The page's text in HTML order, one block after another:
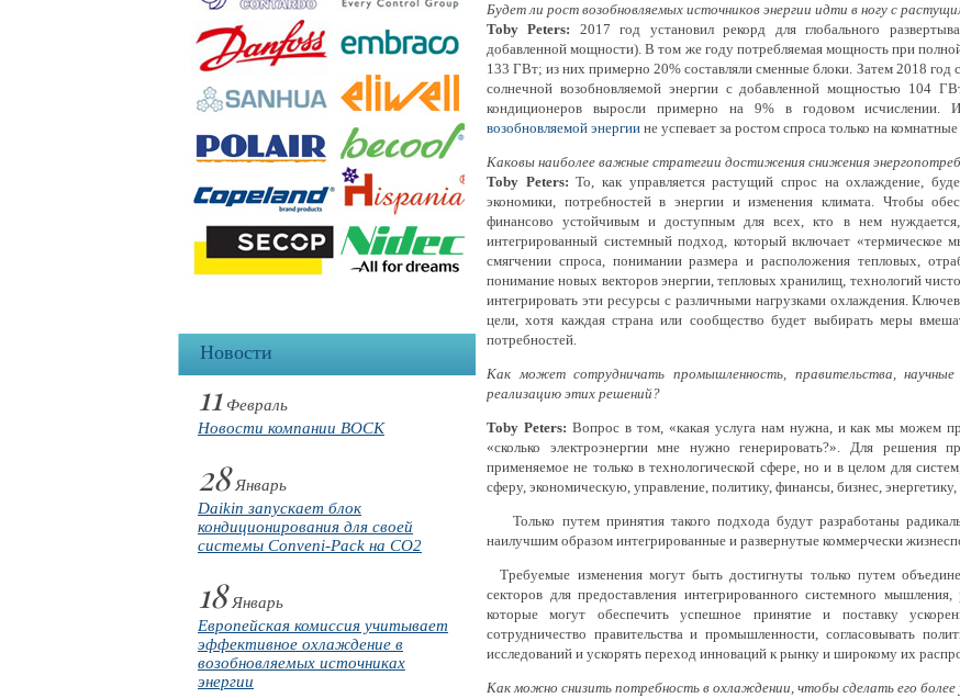
Новости
11 Февраль
Новости компании BOCK
28Январь
Daikin запускает блок
кондиционирования для своей
системы Conveni-Pack на CO2
18Январь
Европейская комиссия учитывает
эффективное охлаждение в
возобновляемых источниках
энергии
Будет ли рост возобновляемых источников энергии идти в ногу с
Toby Peters: 2017 год установил рекорд для глобального
добавленной мощности). В том же году потребляемая мощность при
133 ГВт; из них примерно 20% составляли сменные блоки. Затем 2018 год
солнечной возобновляемой энергии с добавленной мощностью 104
кондиционеров выросли примерно на 9% в годовом исчислении.
возобновляемой энергии не успевает за ростом спроса только на
Каковы наиболее важные стратегии достижения снижения
Toby Peters: То, как управляется растущий спрос на охлаждение,
экономики, потребностей в энергии и изменения климата. Чтобы
финансово устойчивым и доступным для всех, кто в нем
интегрированный системный подход, который включает «термическое
смягчении спроса, понимании размера и расположения тепловых,
понимание новых векторов энергии, тепловых хранилищ, технологий
интегрировать эти ресурсы с различными нагрузками охлаждения.
цели, хотя каждая страна или сообщество будет выбирать меры
потребностей.
Как может сотрудничать промышленность, правительства,
реализацию этих решений?
Toby Peters: Вопрос в том, «какая услуга нам нужна, и как мы можем
«сколько электроэнергии мне нужно генерировать?». Для решения
применяемое не только в технологической сфере, но и в целом для
сферу, экономическую, управление, политику, финансы, бизнес,
Только путем принятия такого подхода будут разработаны
наилучшим образом интегрированные и развернутые коммерчески
Требуемые изменения могут быть достигнуты только путем
секторов для предоставления интегрированного системного
которые могут обеспечить успешное принятие и поставку
сотрудничество правительства и промышленности, согласовывать
исследований и ускорять переход инноваций к рынку и широкому их
Как можно снизить потребность в охлаждении, чтобы сделать его